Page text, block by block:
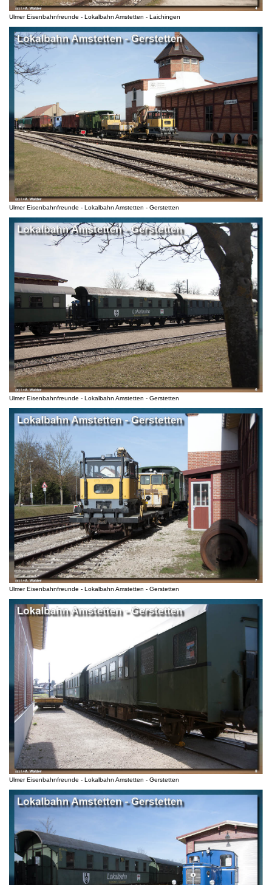
Ulmer Eisenbahnfreunde - Lokalbahn Amstetten - Laichingen
Ulmer Eisenbahnfreunde - Lokalbahn Amstetten - Gerstetten
Ulmer Eisenbahnfreunde - Lokalbahn Amstetten - Gerstetten
Ulmer Eisenbahnfreunde - Lokalbahn Amstetten - Gerstetten
Ulmer Eisenbahnfreunde - Lokalbahn Amstetten - Gerstetten